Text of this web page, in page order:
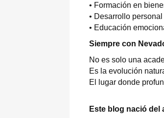
• Formación en
• Desarrollo
• Educación
Siempre con
No es solo una
Es la evolución
El lugar donde
Este blog nació del